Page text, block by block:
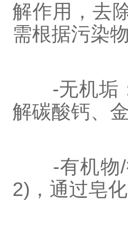
解作用，去
需根据污染
-无机垢：
解碳酸钙、
-有机物/微
2)，通过皂